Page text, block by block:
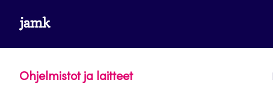
suoraan
sisältöön
www.jamk.fi
Ohjelmistot ja laitteet